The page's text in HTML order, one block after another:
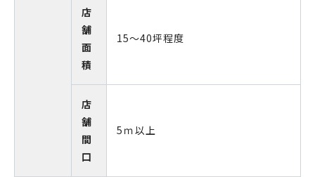
店
舗
面
積
15～40坪程度
店
舗
間
口
5ｍ以上